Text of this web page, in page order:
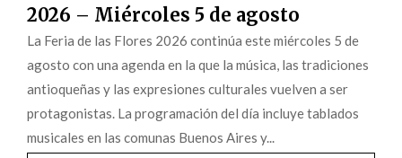
2026 – Miércoles 5 de agosto
La Feria de las Flores 2026 continúa este miércoles 5 de
agosto con una agenda en la que la música, las tradiciones
antioqueñas y las expresiones culturales vuelven a ser
protagonistas. La programación del día incluye tablados
musicales en las comunas Buenos Aires y...